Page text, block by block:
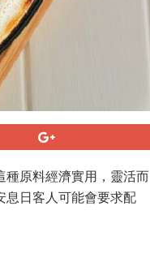
種原料經濟實用，靈活而
息日客人可能會要求配